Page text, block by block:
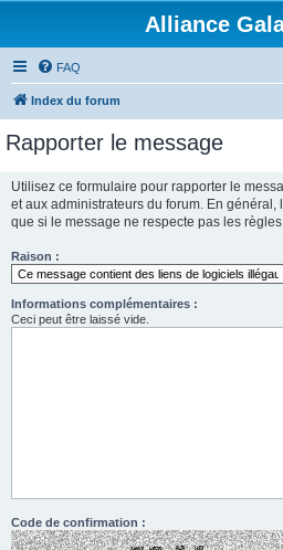
Alliance
FAQ
Index du forum
Rapporter le message
Utilisez ce formulaire pour rapporter le
et aux administrateurs du forum. En général,
que si le message ne respecte pas les
Raison :
Informations complémentaires :
Ceci peut être laissé vide.
Code de confirmation :